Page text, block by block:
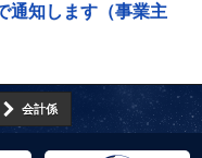
通知します（事業主
会計係